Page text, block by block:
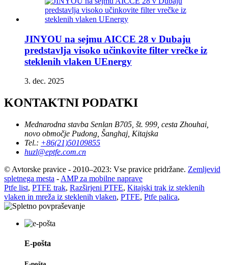
JINYOU na sejmu AICCE 28 v Dubaju
predstavlja visoko učinkovite filter vrečke iz
steklenih vlaken UEnergy
3. dec. 2025
KONTAKTNI PODATKI
Mednarodna stavba Senlan B705, št. 999, cesta Zhouhai,
novo območje Pudong, Šanghaj, Kitajska
Tel.: +86(21)50109855
huzl@eptfe.com.cn
© Avtorske pravice - 2010–2023: Vse pravice pridržane. Zemljevid
spletnega mesta - AMP za mobilne naprave
Ptfe list, PTFE trak, Razširjeni PTFE, Kitajski trak iz steklenih
vlaken in mreža iz steklenih vlaken, PTFE, Ptfe palica,
E-pošta
E-pošta